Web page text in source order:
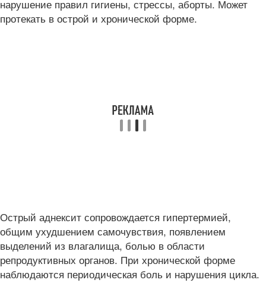
нарушение правил гигиены, стрессы, аборты. Может
протекать в острой и хронической форме.
Острый аднексит сопровождается гипертермией,
общим ухудшением самочувствия, появлением
выделений из влагалища, болью в области
репродуктивных органов. При хронической форме
наблюдаются периодическая боль и нарушения цикла.